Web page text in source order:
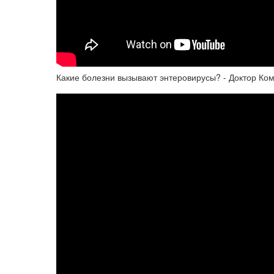
Какие болезни вызывают энтеровирусы? - Доктор